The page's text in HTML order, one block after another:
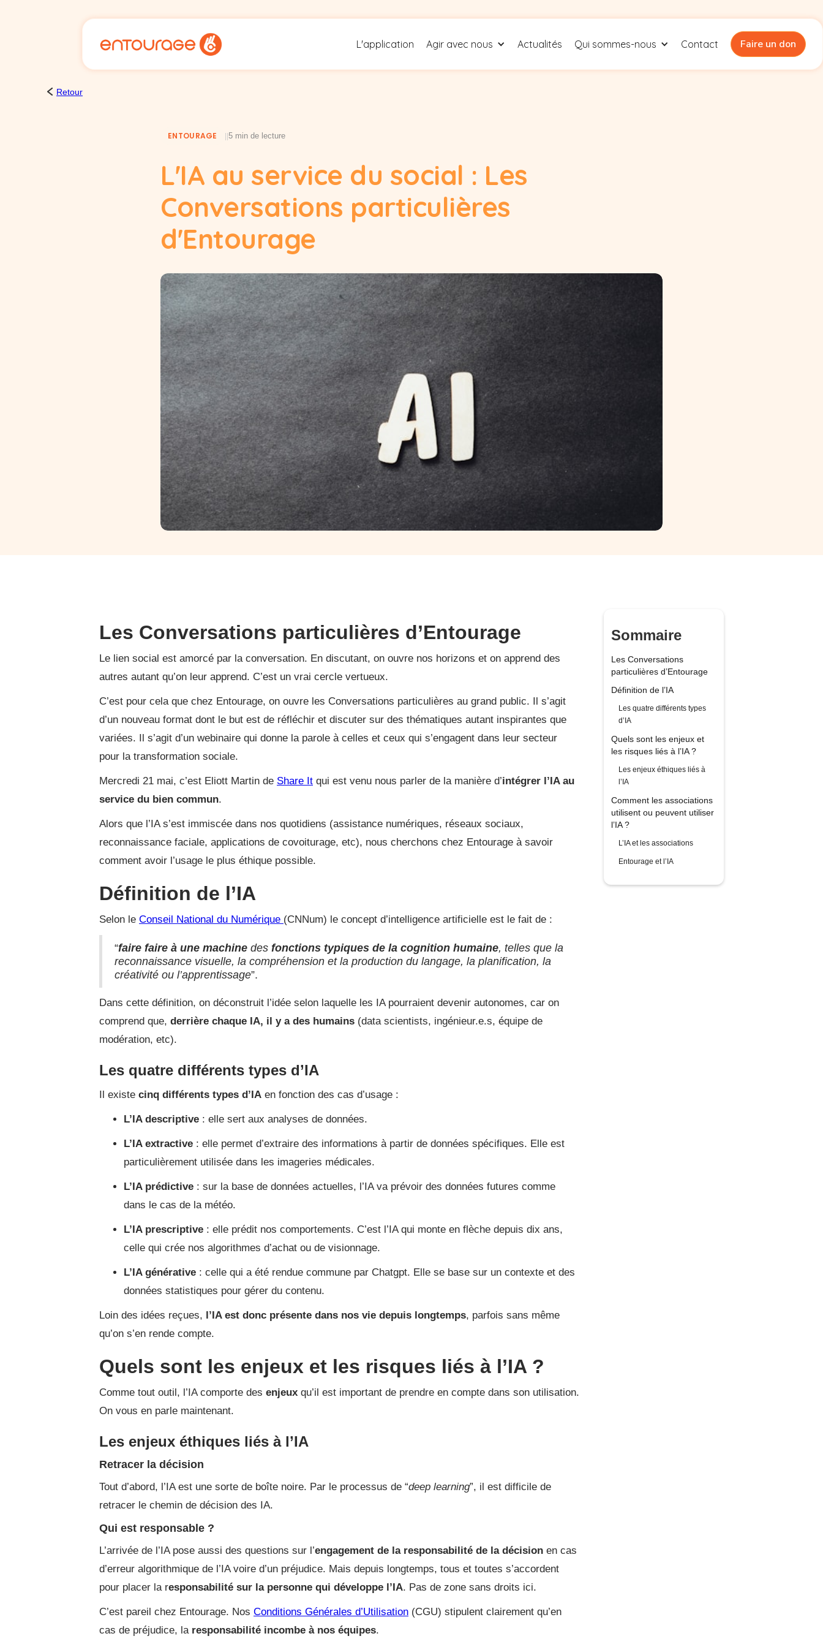
L'application Agir avec nous Actualités Qui sommes-nous Contact Faire un don
Retour
ENTOURAGE 5 min de lecture
L'IA au service du social : Les
Conversations particulières
d'Entourage
Les Conversations particulières d’Entourage
Le lien social est amorcé par la conversation. En discutant, on ouvre nos horizons et on apprend des
autres autant qu’on leur apprend. C’est un vrai cercle vertueux.
C’est pour cela que chez Entourage, on ouvre les Conversations particulières au grand public. Il s’agit
d’un nouveau format dont le but est de réfléchir et discuter sur des thématiques autant inspirantes que
variées. Il s’agit d’un webinaire qui donne la parole à celles et ceux qui s’engagent dans leur secteur
pour la transformation sociale.
Mercredi 21 mai, c’est Eliott Martin de Share It qui est venu nous parler de la manière d’intégrer l’IA au
service du bien commun.
Alors que l’IA s’est immiscée dans nos quotidiens (assistance numériques, réseaux sociaux,
reconnaissance faciale, applications de covoiturage, etc), nous cherchons chez Entourage à savoir
comment avoir l’usage le plus éthique possible.
Définition de l’IA
Selon le Conseil National du Numérique (CNNum) le concept d’intelligence artificielle est le fait de :
“faire faire à une machine des fonctions typiques de la cognition humaine, telles que la
reconnaissance visuelle, la compréhension et la production du langage, la planification, la
créativité ou l’apprentissage”.
Dans cette définition, on déconstruit l’idée selon laquelle les IA pourraient devenir autonomes, car on
comprend que, derrière chaque IA, il y a des humains (data scientists, ingénieur.e.s, équipe de
modération, etc).
Les quatre différents types d’IA
Il existe cinq différents types d’IA en fonction des cas d’usage :
L’IA descriptive : elle sert aux analyses de données.
L’IA extractive : elle permet d’extraire des informations à partir de données spécifiques. Elle est
particulièrement utilisée dans les imageries médicales.
L’IA prédictive : sur la base de données actuelles, l’IA va prévoir des données futures comme
dans le cas de la météo.
L’IA prescriptive : elle prédit nos comportements. C’est l’IA qui monte en flèche depuis dix ans,
celle qui crée nos algorithmes d’achat ou de visionnage.
L’IA générative : celle qui a été rendue commune par Chatgpt. Elle se base sur un contexte et des
données statistiques pour gérer du contenu.
Loin des idées reçues, l’IA est donc présente dans nos vie depuis longtemps, parfois sans même
qu’on s’en rende compte.
Quels sont les enjeux et les risques liés à l’IA ?
Comme tout outil, l’IA comporte des enjeux qu’il est important de prendre en compte dans son utilisation.
On vous en parle maintenant.
Les enjeux éthiques liés à l’IA
Retracer la décision
Tout d’abord, l’IA est une sorte de boîte noire. Par le processus de “deep learning”, il est difficile de
retracer le chemin de décision des IA.
Qui est responsable ?
L’arrivée de l’IA pose aussi des questions sur l’engagement de la responsabilité de la décision en cas
d’erreur algorithmique de l’IA voire d’un préjudice. Mais depuis longtemps, tous et toutes s’accordent
pour placer la responsabilité sur la personne qui développe l’IA. Pas de zone sans droits ici.
C’est pareil chez Entourage. Nos Conditions Générales d’Utilisation (CGU) stipulent clairement qu’en
cas de préjudice, la responsabilité incombe à nos équipes.
Sommaire
Les Conversations
particulières d’Entourage
Définition de l’IA
Les quatre différents types
d’IA
Quels sont les enjeux et
les risques liés à l’IA ?
Les enjeux éthiques liés à
l’IA
Comment les associations
utilisent ou peuvent utiliser
l’IA ?
L’IA et les associations
Entourage et l’IA